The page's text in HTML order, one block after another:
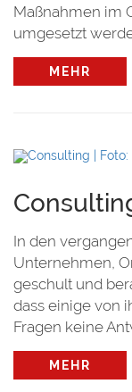
Maßnahmen im
umgesetzt
MEHR
In den
Unternehmen,
geschult und
dass einige von
Fragen keine
MEHR